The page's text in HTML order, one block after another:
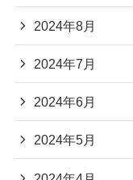
2024年8月
2024年7月
2024年6月
2024年5月